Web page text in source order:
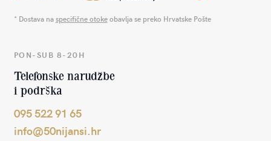
* Dostava naspecifične otokeobavlja se preko Hrvatske Pošte
PON-SUB 8-20H
Telefonske narudžbe
i podrška
095 522 91 65
info@50nijansi.hr